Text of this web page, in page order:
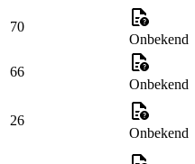
70
Onbekend
66
Onbekend
26
Onbekend